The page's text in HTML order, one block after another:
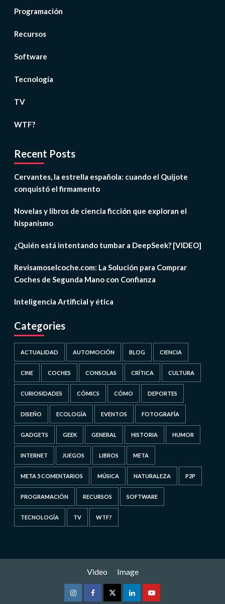
Programación
Recursos
Software
Tecnología
TV
WTF?
Recent Posts
Cervantes, la estrella española: cuando el Quijote
conquistó el firmamento
Novelas y libros de ciencia ficción que exploran el
hispanismo
¿Quién está intentando tumbar a DeepSeek? [VIDEO]
Revisamoselcoche.com: La Solución para Comprar
Coches de Segunda Mano con Confianza
Inteligencia Artificial y ética
Categories
ACTUALIDAD AUTOMOCIÓN BLOG CIENCIA
CINE COCHES CONSOLAS CRÍTICA CULTURA
CURIOSIDADES CÓMICS CÓMO DEPORTES
DISEÑO ECOLOGÍA EVENTOS FOTOGRAFÍA
GADGETS GEEK GENERAL HISTORIA HUMOR
INTERNET JUEGOS LIBROS META
META 5 COMENTARIOS MÚSICA NATURALEZA P2P
PROGRAMACIÓN RECURSOS SOFTWARE
TECNOLOGÍA TV WTF?
Video Image
InstagramFacebookTwitterLinkedinYoutube